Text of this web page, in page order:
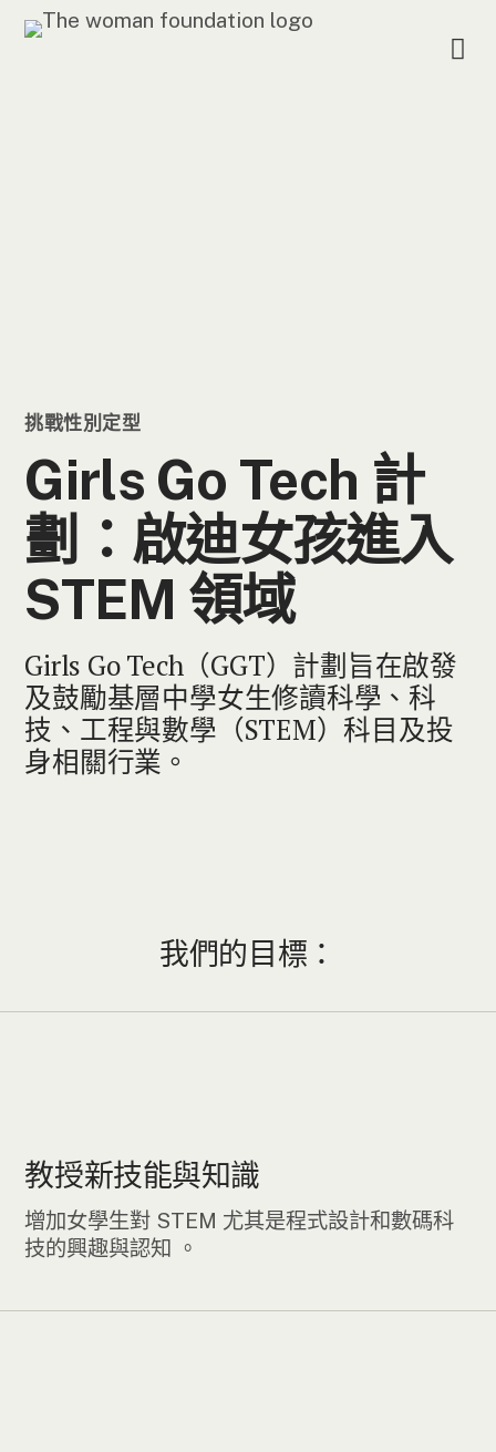
挑戰性別定型
Girls Go Tech 計
劃：啟迪女孩進入
STEM 領域
Girls Go Tech（GGT）計劃旨在啟發
及鼓勵基層中學女生修讀科學、科
技、工程與數學（STEM）科目及投
身相關行業。
我們的目標：
教授新技能與知識
增加女學生對 STEM 尤其是程式設計和數碼科
技的興趣與認知 。